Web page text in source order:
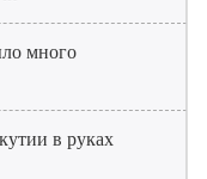
много
в руках